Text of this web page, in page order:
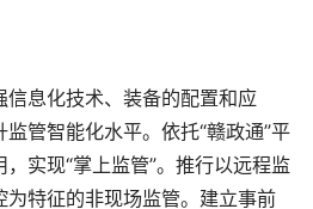
息化技术、装备的配置和应
管智能化水平。依托“赣政通”平
实现“掌上监管”。推行以远程监
为特征的非现场监管。建立事前